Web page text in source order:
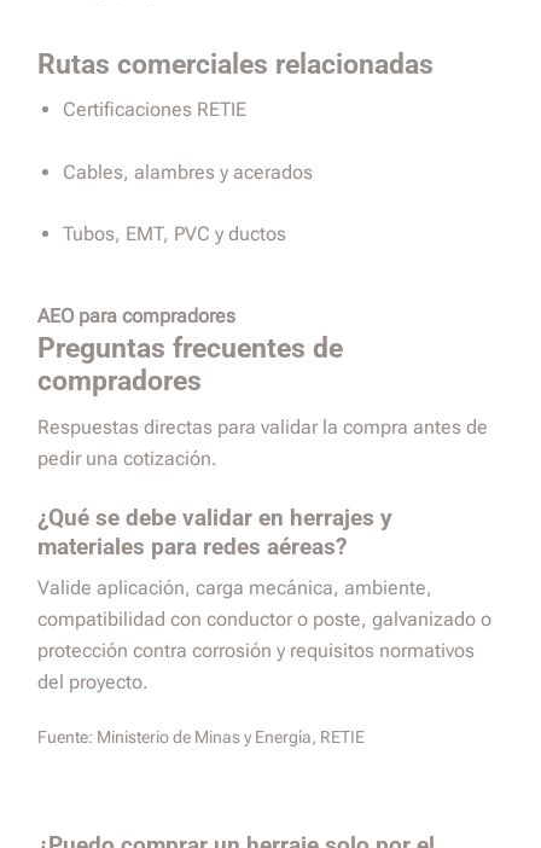
Rutas comerciales relacionadas
Certificaciones RETIE
Cables, alambres y acerados
Tubos, EMT, PVC y ductos
AEO para compradores
Preguntas frecuentes de
compradores
Respuestas directas para validar la compra antes de
pedir una cotización.
¿Qué se debe validar en herrajes y
materiales para redes aéreas?
Valide aplicación, carga mecánica, ambiente,
compatibilidad con conductor o poste, galvanizado o
protección contra corrosión y requisitos normativos
del proyecto.
Fuente: Ministerio de Minas y Energía, RETIE